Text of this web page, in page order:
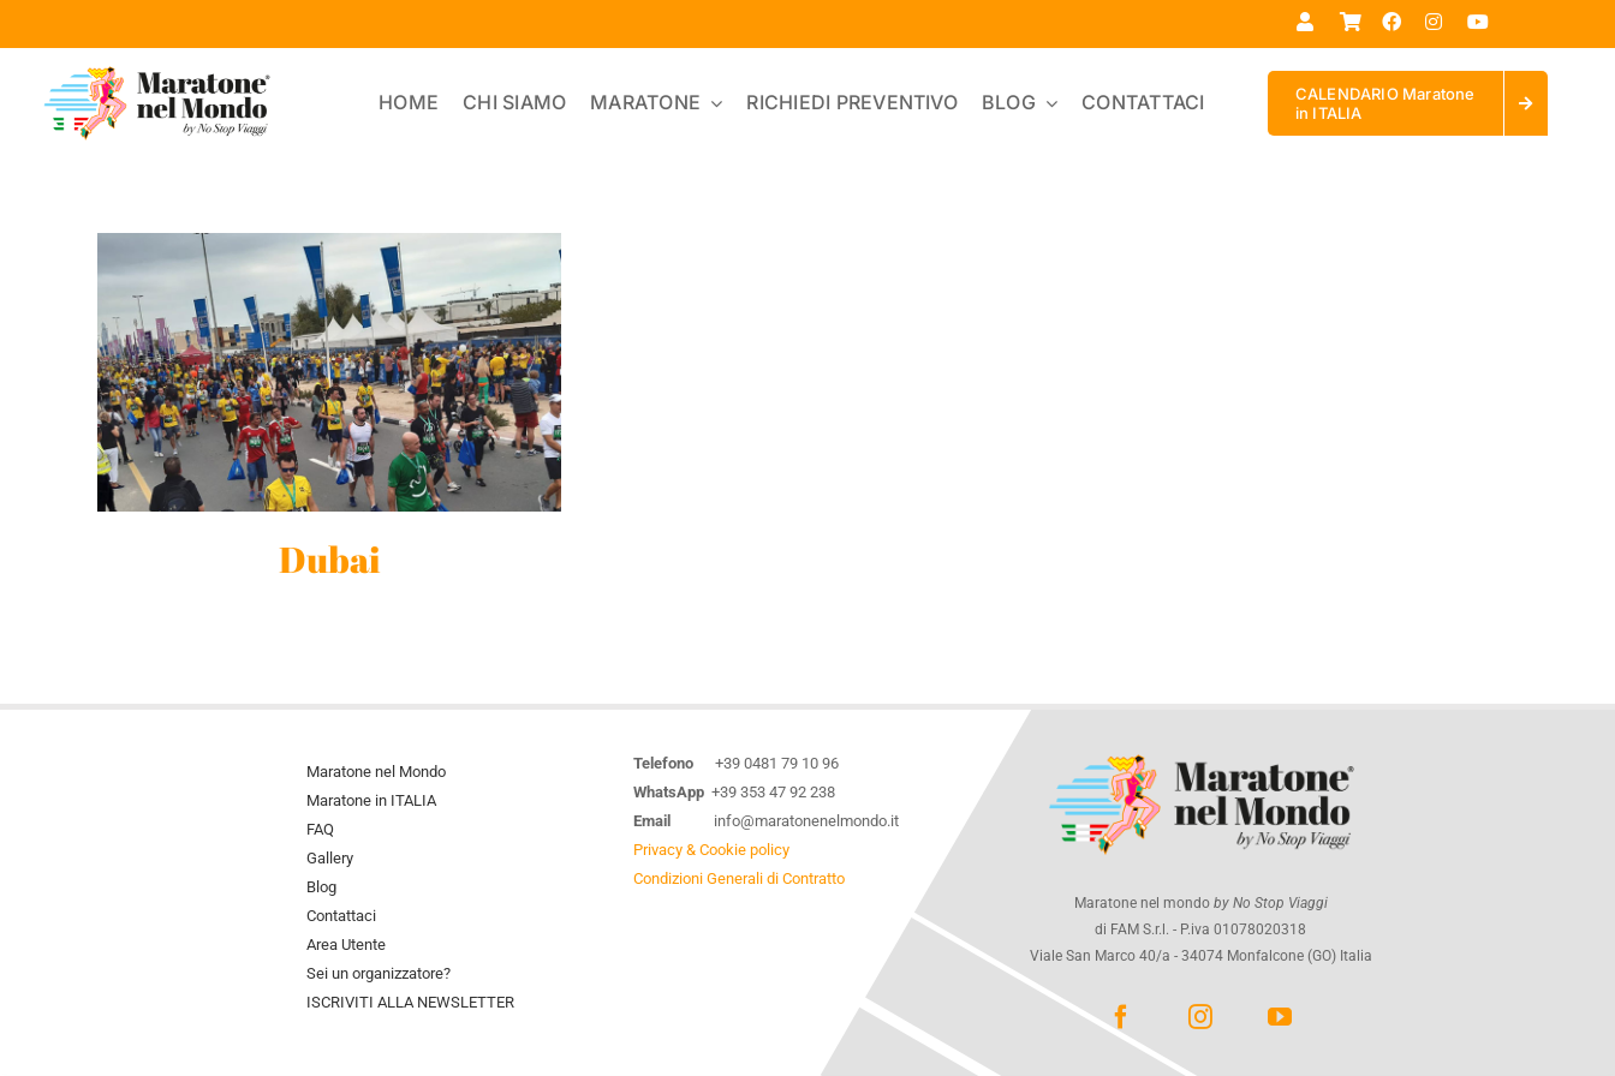
al
contenuto
HOME CHI SIAMO MARATONE RICHIEDI PREVENTIVO BLOG CONTATTACI
CALENDARIO Maratone
in ITALIA
Dubai
Maratone nel Mondo
Maratone in ITALIA
FAQ
Gallery
Blog
Contattaci
Area Utente
Sei un organizzatore?
ISCRIVITI ALLA NEWSLETTER
Telefono +39 0481 79 10 96
WhatsApp +39 353 47 92 238
Email
info@maratonenelmondo.it
Privacy & Cookie policy
Condizioni Generali di Contratto
Maratone nel mondo by No Stop Viaggi
di FAM S.r.l. - P.iva 01078020318
Viale San Marco 40/a - 34074 Monfalcone (GO) Italia